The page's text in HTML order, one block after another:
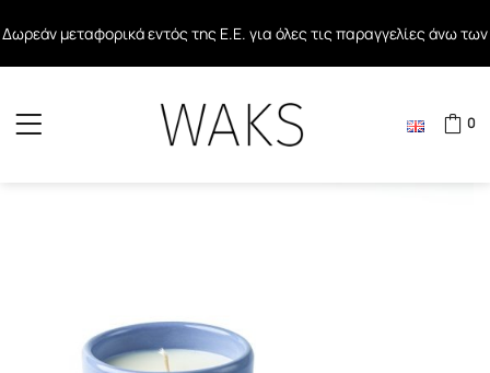
80€
Δωρεάν μεταφορικά σε όλες τις παραγγελίες άνω των 40€ εντός
0